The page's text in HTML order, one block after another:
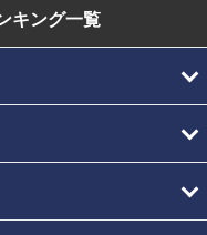
キング一覧